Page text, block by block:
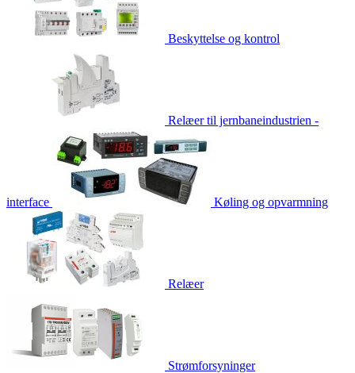
Beskyttelse og kontrol
Relæer til jernbaneindustrien -
interface Køling og opvarmning
Relæer
Strømforsyninger